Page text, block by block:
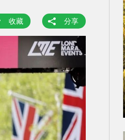
收藏 分享